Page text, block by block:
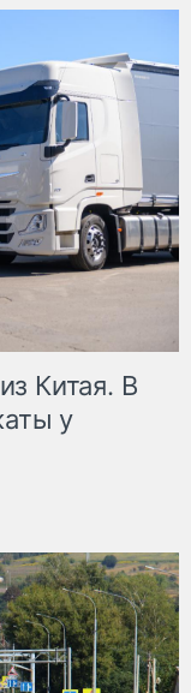
Китая. В
у